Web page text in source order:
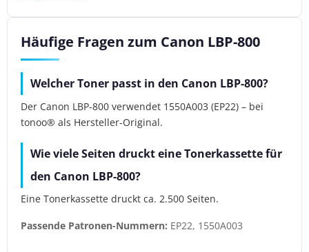
Häufige Fragen zum Canon LBP-800
Welcher Toner passt in den Canon LBP-800?
Der Canon LBP-800 verwendet 1550A003 (EP22) – bei
tonoo® als Hersteller-Original.
Wie viele Seiten druckt eine Tonerkassette für
den Canon LBP-800?
Eine Tonerkassette druckt ca. 2.500 Seiten.
Passende Patronen-Nummern: EP22, 1550A003